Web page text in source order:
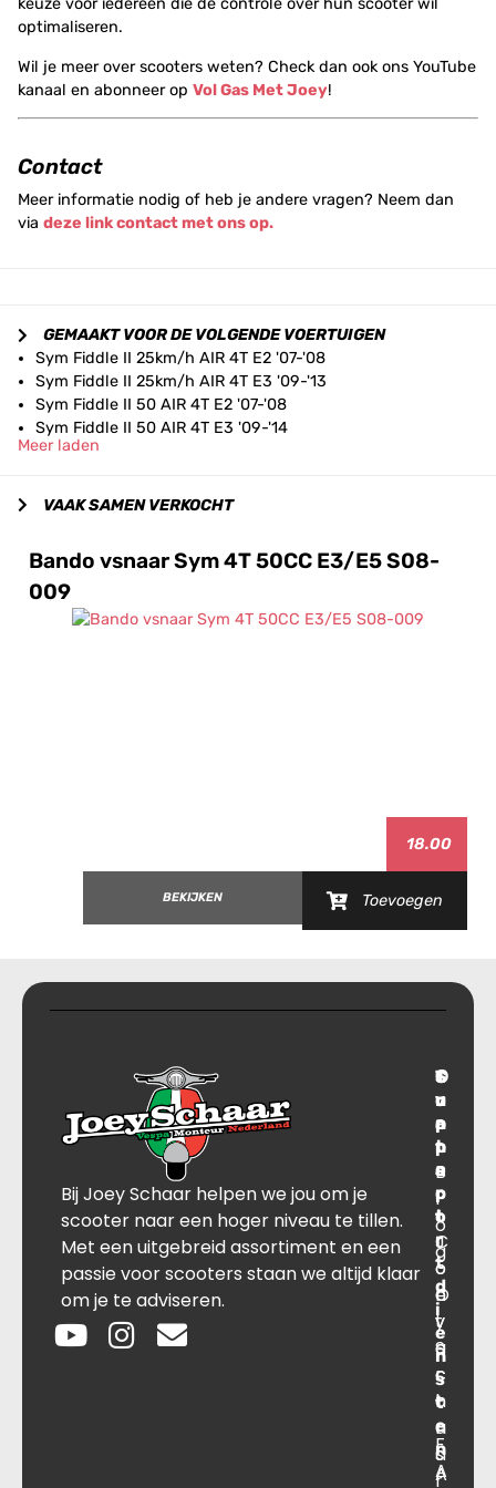
keuze voor iedereen die de controle over hun scooter wil
optimaliseren.
Wil je meer over scooters weten? Check dan ook ons YouTube
kanaal en abonneer op Vol Gas Met Joey!
Contact
Meer informatie nodig of heb je andere vragen? Neem dan
via deze link contact met ons op.
GEMAAKT VOOR DE VOLGENDE VOERTUIGEN
Sym Fiddle II 25km/h AIR 4T E2 '07-'08
Sym Fiddle II 25km/h AIR 4T E3 '09-'13
Sym Fiddle II 50 AIR 4T E2 '07-'08
Sym Fiddle II 50 AIR 4T E3 '09-'14
Meer laden
VAAK SAMEN VERKOCHT
Bando vsnaar Sym 4T 50CC E3/E5 S08-
009
18.00
BEKIJKEN Toevoegen
Bij Joey Schaar helpen we jou om je
scooter naar een hoger niveau te tillen.
Met een uitgebreid assortiment en een
passie voor scooters staan we altijd klaar
om je te adviseren.
T
r
a
n
s
p
o
r
t
d
i
e
n
s
t
e
n
A
O
v
e
r
B
l
o
g
O
v
e
r
o
n
s
S
u
p
p
o
r
t
C
o
n
t
a
c
t
F
A
C
o
n
t
a
c
t
J
o
e
y
S
c
h
a
a
r